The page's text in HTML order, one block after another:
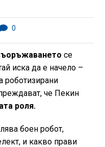
0
се
иска да е начело –
роботизирани
че Пекин
роля.
боен робот,
и какво прави